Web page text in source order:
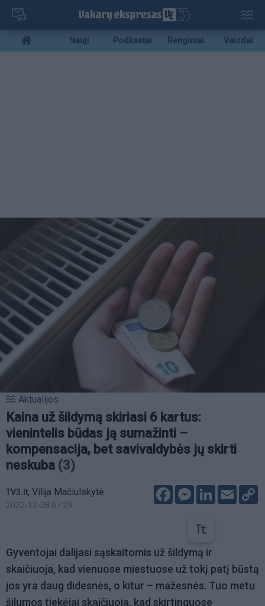
Pereiti
pagrindinį
turinį
Mobile
menu
Nauji Podkastai Renginiai Vaizdai
Aktualijos
Kaina už šildymą skiriasi 6 kartus:
vienintelis būdas ją sumažinti –
kompensacija, bet savivaldybės jų skirti
neskuba (3)
TV3.lt, Vilija Mačiulskytė
2022-12-28 07:29
FacebookMessenger
LinkedIn
Email
Gyventojai dalijasi sąskaitomis už šildymą ir
skaičiuoja, kad vienuose miestuose už tokį patį būstą
jos yra daug didesnės, o kitur – mažesnės. Tuo metu
šilumos tiekėjai skaičiuoja, kad skirtinguose